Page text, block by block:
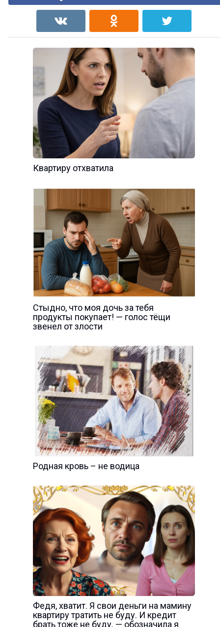
Квартиру отхватила
Стыдно, что моя дочь за тебя
продукты покупает! — голос тёщи
звенел от злости
Родная кровь – не водица
Федя, хватит. Я свои деньги на мамину
квартиру тратить не буду. И кредит
брать тоже не буду. — обозначила я